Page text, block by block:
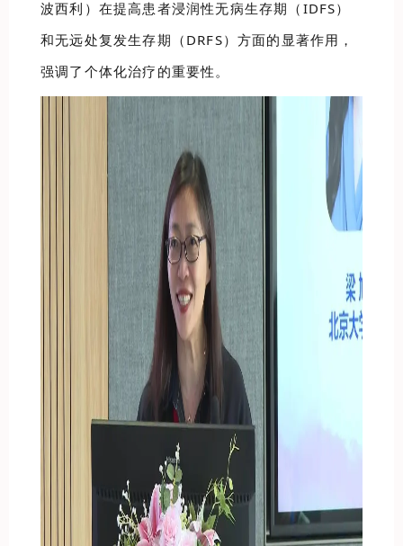
波西利）在提高患者浸润性无病生存期（IDFS）
和无远处复发生存期（DRFS）方面的显著作用，
强调了个体化治疗的重要性。